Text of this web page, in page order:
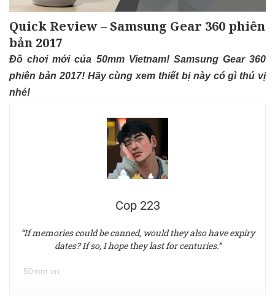
Quick Review – Samsung Gear 360 phiên
bản 2017
Đồ chơi mới của 50mm Vietnam! Samsung Gear 360
phiên bản 2017! Hãy cùng xem thiết bị này có gì thú vị
nhé!
Cop 223
“If memories could be canned, would they also have expiry
dates? If so, I hope they last for centuries.”
50mm.vn